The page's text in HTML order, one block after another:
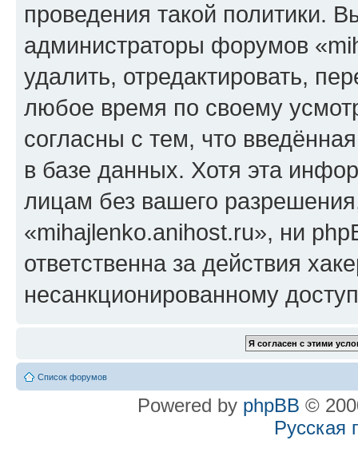
проведения такой политики.
администраторы форумов
удалить, отредактировать,
любое время по своему
согласны с тем, что
в базе данных. Хотя эта
лицам без вашего
«mihajlenko.anihost.ru», ни
ответственна за действия
несанкционированному
Список форумов
Powered by phpBB ©
Русская